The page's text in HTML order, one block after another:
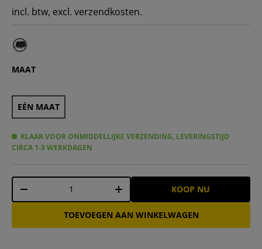
incl. btw, excl. verzendkosten.
MAAT
EÉN MAAT
KLAAR VOOR ONMIDDELLIJKE VERZENDING, LEVERINGSTIJD
CIRCA 1-3 WERKDAGEN
Aantal
-
+ KOOP NU
TOEVOEGEN AAN WINKELWAGEN